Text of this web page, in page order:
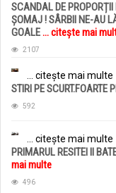
SCANDAL DE
ȘOMAJ ! SÂRBII NE-AU
GOALE... citește mai
2107
... citește mai multe
STIRI PE SCURT.FOARTE
592
... citește mai multe
PRIMARUL RESITEI II
mai multe
496